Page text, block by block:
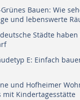
Bauen: Wie
und lebenswerte
Städte
E: Einfach
und Hofheimer
mit Kindertagesstätte